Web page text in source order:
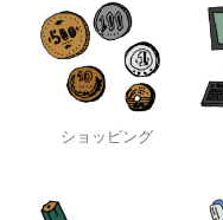
ショッピング